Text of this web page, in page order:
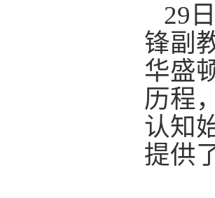
29 日
锋副
华盛
历程
认知
提供